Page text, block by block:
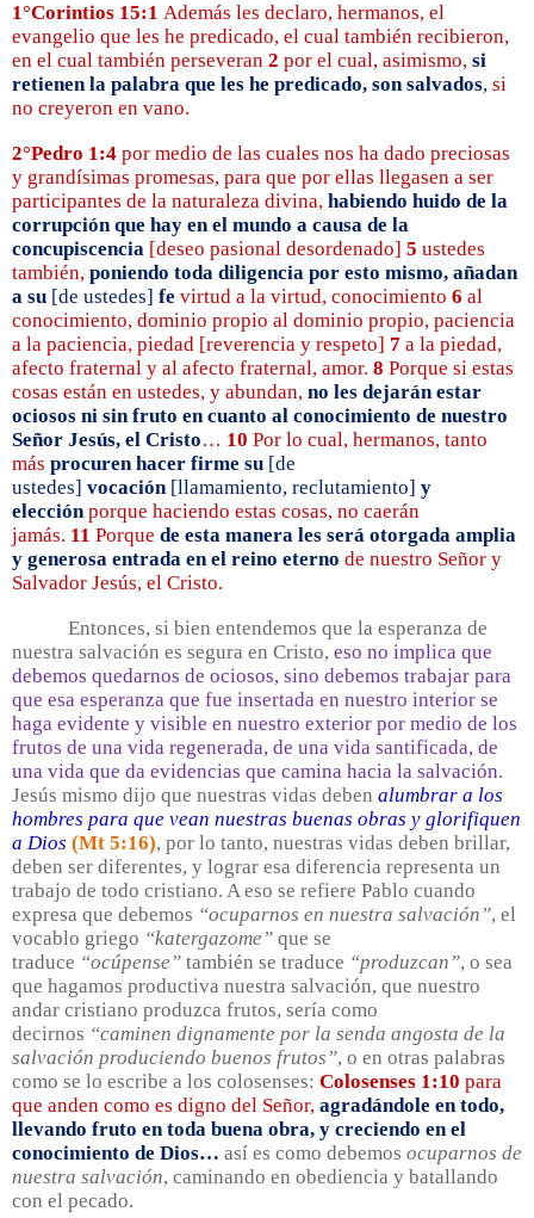
1°Corintios 15:1 Además les declaro, hermanos, el
evangelio que les he predicado, el cual también recibieron,
en el cual también perseveran 2 por el cual, asimismo, si
retienen la palabra que les he predicado, son salvados, si
no creyeron en vano.
2°Pedro 1:4 por medio de las cuales nos ha dado preciosas
y grandísimas promesas, para que por ellas llegasen a ser
participantes de la naturaleza divina, habiendo huido de la
corrupción que hay en el mundo a causa de la
concupiscencia [deseo pasional desordenado] 5 ustedes
también, poniendo toda diligencia por esto mismo, añadan
a su [de ustedes] fe virtud a la virtud, conocimiento 6 al
conocimiento, dominio propio al dominio propio, paciencia
a la paciencia, piedad [reverencia y respeto] 7 a la piedad,
afecto fraternal y al afecto fraternal, amor. 8 Porque si estas
cosas están en ustedes, y abundan, no les dejarán estar
ociosos ni sin fruto en cuanto al conocimiento de nuestro
Señor Jesús, el Cristo… 10 Por lo cual, hermanos, tanto
más procuren hacer firme su [de
ustedes] vocación [llamamiento, reclutamiento] y
elección porque haciendo estas cosas, no caerán
jamás. 11 Porque de esta manera les será otorgada amplia
y generosa entrada en el reino eterno de nuestro Señor y
Salvador Jesús, el Cristo.
Entonces, si bien entendemos que la esperanza de
nuestra salvación es segura en Cristo, eso no implica que
debemos quedarnos de ociosos, sino debemos trabajar para
que esa esperanza que fue insertada en nuestro interior se
haga evidente y visible en nuestro exterior por medio de los
frutos de una vida regenerada, de una vida santificada, de
una vida que da evidencias que camina hacia la salvación.
Jesús mismo dijo que nuestras vidas deben alumbrar a los
hombres para que vean nuestras buenas obras y glorifiquen
a Dios (Mt 5:16), por lo tanto, nuestras vidas deben brillar,
deben ser diferentes, y lograr esa diferencia representa un
trabajo de todo cristiano. A eso se refiere Pablo cuando
expresa que debemos “ocuparnos en nuestra salvación”, el
vocablo griego “katergazome” que se
traduce “ocúpense” también se traduce “produzcan”, o sea
que hagamos productiva nuestra salvación, que nuestro
andar cristiano produzca frutos, sería como
decirnos “caminen dignamente por la senda angosta de la
salvación produciendo buenos frutos”, o en otras palabras
como se lo escribe a los colosenses: Colosenses 1:10 para
que anden como es digno del Señor, agradándole en todo,
llevando fruto en toda buena obra, y creciendo en el
conocimiento de Dios… así es como debemos ocuparnos de
nuestra salvación, caminando en obediencia y batallando
con el pecado.